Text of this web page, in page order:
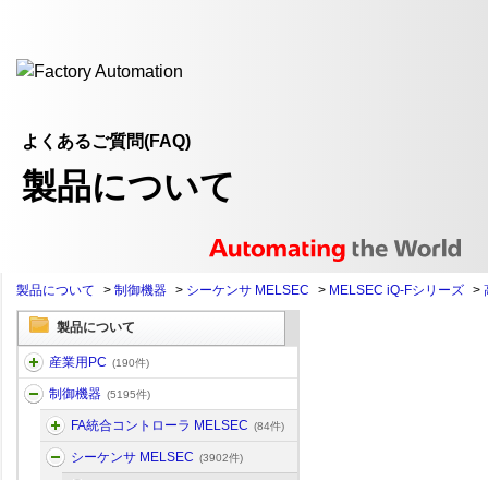
よくあるご質問(FAQ)
製品について
製品について > 制御機器 > シーケンサ MELSEC > MELSEC iQ-Fシリーズ >
製品について
産業用PC (190件)
制御機器 (5195件)
FA統合コントローラ MELSEC (84件)
シーケンサ MELSEC (3902件)